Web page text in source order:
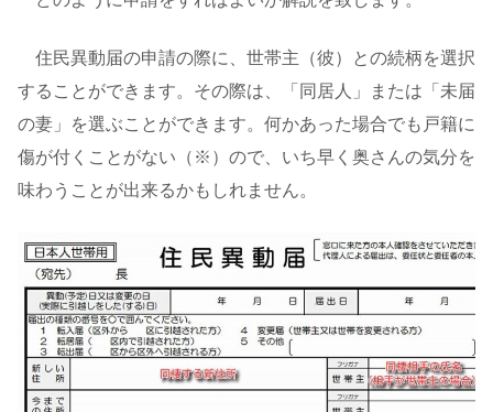
住民異動届の申請の際に、世帯主（彼）との続柄を選択
することができます。その際は、「同居人」または「未届
の妻」を選ぶことができます。何かあった場合でも戸籍に
傷が付くことがない（※）ので、いち早く奥さんの気分を
味わうことが出来るかもしれません。